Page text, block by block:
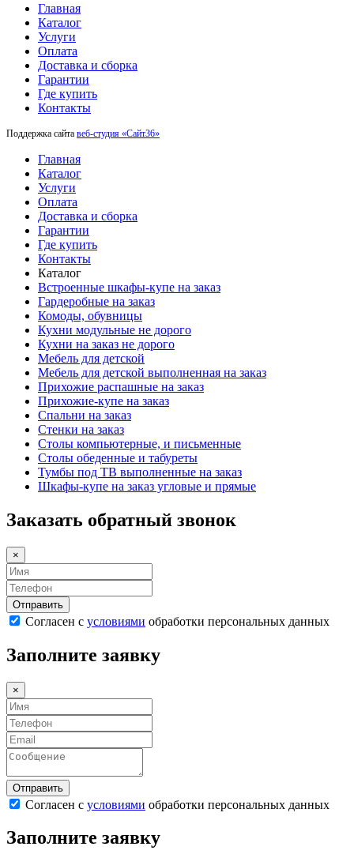
Главная
Каталог
Услуги
Оплата
Доставка и сборка
Гарантии
Где купить
Контакты
Поддержка сайта веб-студия «Сайт36»
Главная
Каталог
Услуги
Оплата
Доставка и сборка
Гарантии
Где купить
Контакты
Каталог
Встроенные шкафы-купе на заказ
Гардеробные на заказ
Комоды, обувницы
Кухни модульные не дорого
Кухни на заказ не дорого
Мебель для детской
Мебель для детской выполненная на заказ
Прихожие распашные на заказ
Прихожие-купе на заказ
Спальни на заказ
Стенки на заказ
Столы компьютерные, и письменные
Столы обеденные и табуреты
Тумбы под ТВ выполненные на заказ
Шкафы-купе на заказ угловые и прямые
Заказать обратный звонок
×
Согласен с условиями обработки персональных данных
Заполните заявку
×
Согласен с условиями обработки персональных данных
Заполните заявку